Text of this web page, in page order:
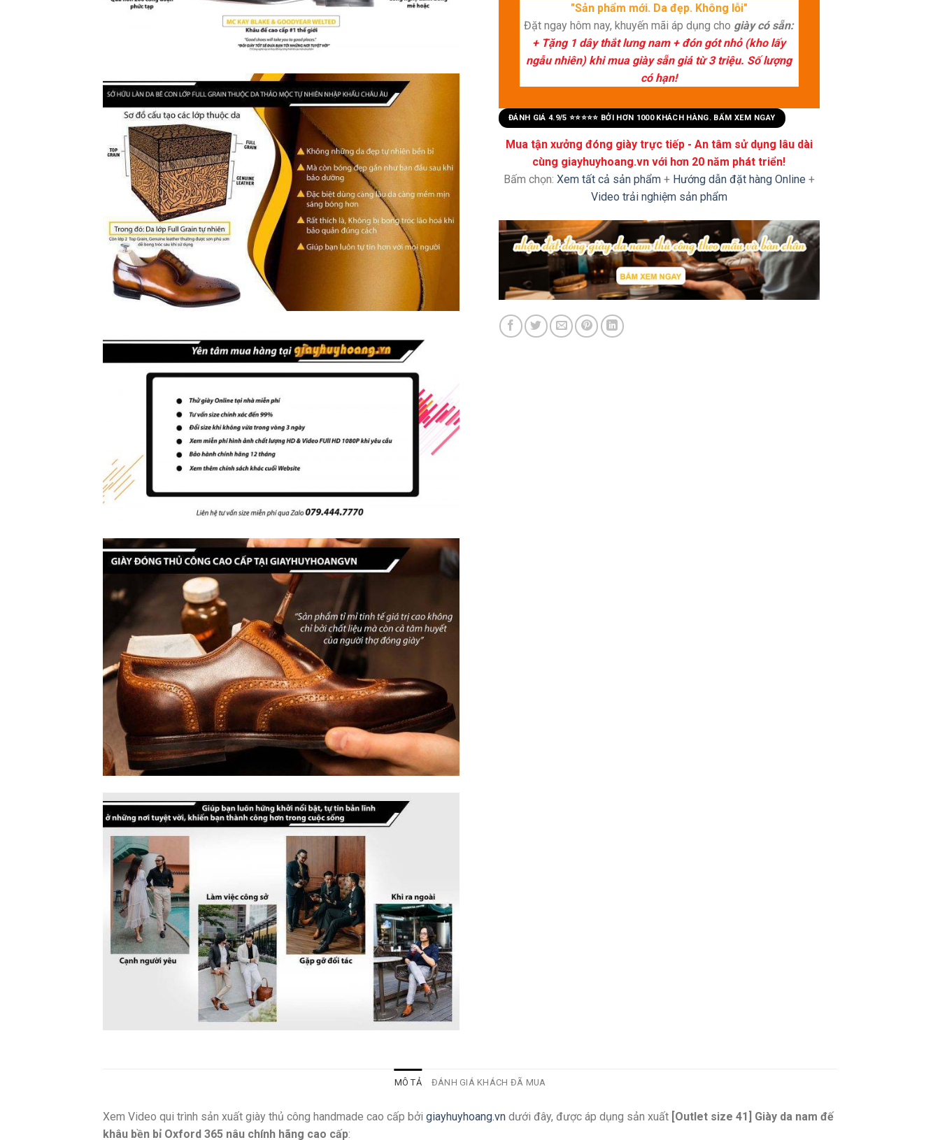
"Sản phẩm mới. Da đẹp. Không lỗi"
Đặt ngay hôm nay, khuyến mãi áp dụng cho giày có sẵn:
+ Tặng 1 dây thắt lưng nam + đón gót nhỏ (kho lấy
ngẫu nhiên) khi mua giày sẵn giá từ 3 triệu. Số lượng
có hạn!
ĐÁNH GIÁ 4.9/5 ⭐⭐⭐⭐⭐ BỞI HƠN 1000 KHÁCH HÀNG. BẤM XEM NGAY
Mua tận xưởng đóng giày trực tiếp - An tâm sử dụng lâu dài
cùng giayhuyhoang.vn với hơn 20 năm phát triển!
Bấm chọn: Xem tất cả sản phẩm+ Hướng dẫn đặt hàng Online +
Video trải nghiệm sản phẩm
MÔ TẢ ĐÁNH GIÁ KHÁCH ĐÃ MUA
Xem Video qui trình sản xuất giày thủ công handmade cao cấp bởi giayhuyhoang.vn dưới đây, được áp dụng sản xuất [Outlet size 41] Giày da nam đế
khâu bền bỉ Oxford 365 nâu chính hãng cao cấp: